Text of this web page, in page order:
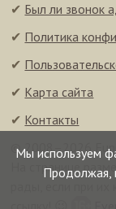
Мы используем
Продолжая,
✔ Был ли звонок
✔ Политика
✔
✔ Карта сайта
✔ Контакты
© 2008–2026
На странице
рады, если при